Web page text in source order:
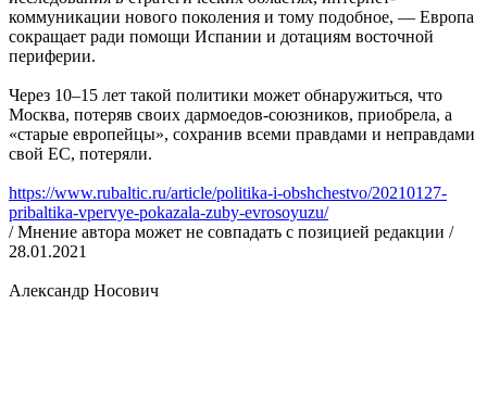
коммуникации нового поколения и тому подобное, — Европа
сокращает ради помощи Испании и дотациям восточной
периферии.
Через 10–15 лет такой политики может обнаружиться, что
Москва, потеряв своих дармоедов-союзников, приобрела, а
«старые европейцы», сохранив всеми правдами и неправдами
свой ЕС, потеряли.
https://www.rubaltic.ru/article/politika-i-obshchestvo/20210127-
pribaltika-vpervye-pokazala-zuby-evrosoyuzu/
/ Мнение автора может не совпадать с позицией редакции /
28.01.2021
Александр Носович